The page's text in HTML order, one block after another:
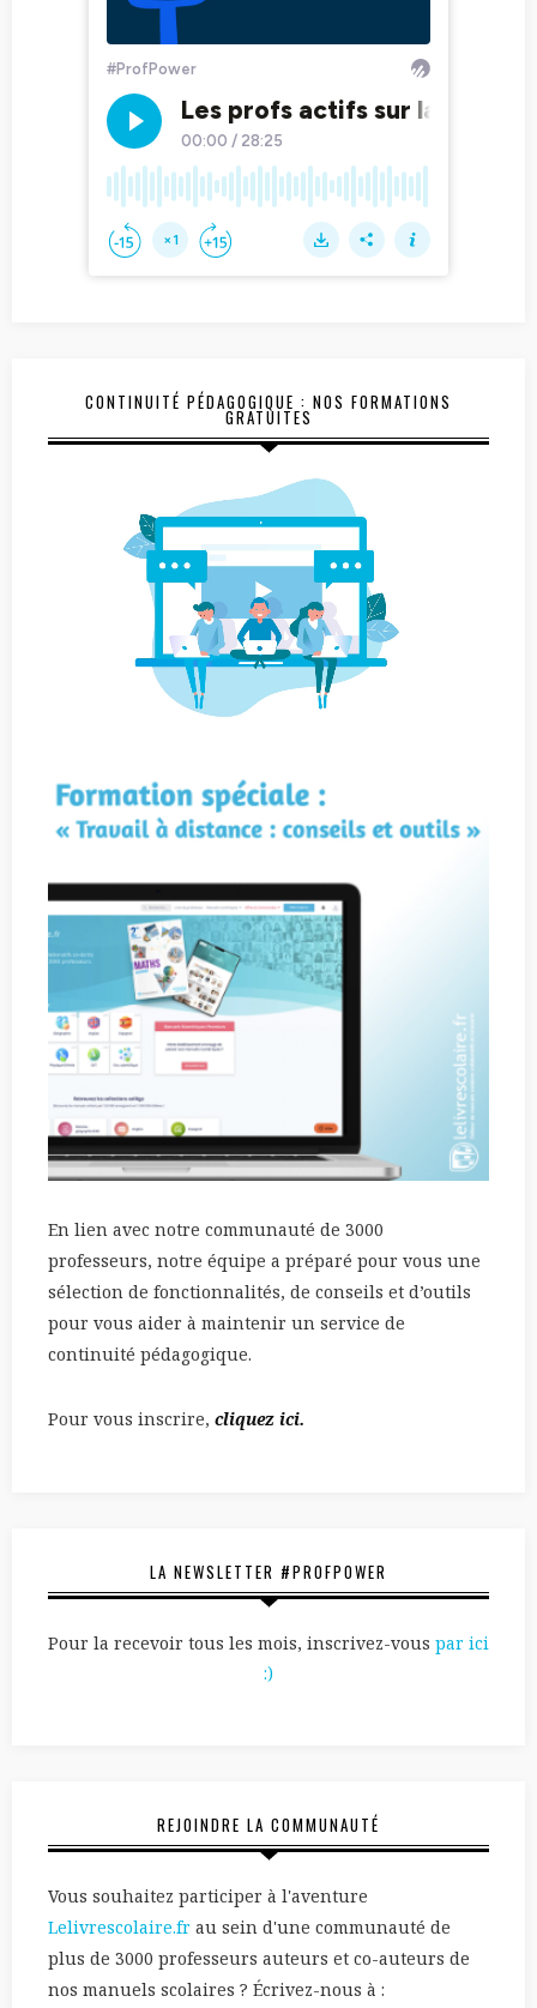
CONTINUITÉ PÉDAGOGIQUE : NOS FORMATIONS
GRATUITES
En lien avec notre communauté de 3000
professeurs, notre équipe a préparé pour vous une
sélection de fonctionnalités, de conseils et d’outils
pour vous aider à maintenir un service de
continuité pédagogique.
Pour vous inscrire, cliquez ici.
LA NEWSLETTER #PROFPOWER
Pour la recevoir tous les mois, inscrivez-vous par ici
:)
REJOINDRE LA COMMUNAUTÉ
Vous souhaitez participer à l'aventure
Lelivrescolaire.fr au sein d'une communauté de
plus de 3000 professeurs auteurs et co-auteurs de
nos manuels scolaires ? Écrivez-nous à :